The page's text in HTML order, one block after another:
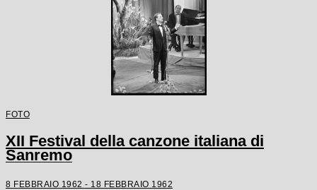
FOTO
XII Festival della canzone italiana di
Sanremo
8 FEBBRAIO 1962 - 18 FEBBRAIO 1962